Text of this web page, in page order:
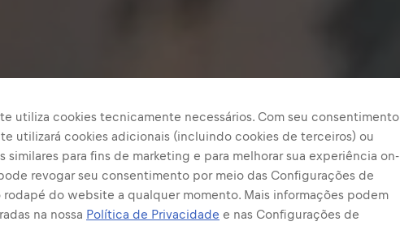
utiliza cookies tecnicamente necessários. Com seu consentimento,
utilizará cookies adicionais (incluindo cookies de terceiros) ou
similares para fins de marketing e para melhorar sua experiência on-
revogar seu consentimento por meio das Configurações de
rodapé do website a qualquer momento. Mais informações podem
na nossa Política de Privacidade e nas Configurações de